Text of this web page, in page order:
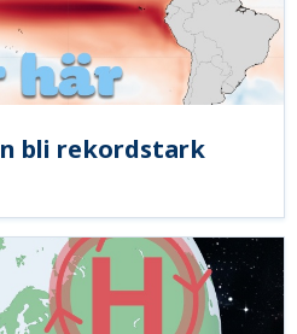
bli rekordstark